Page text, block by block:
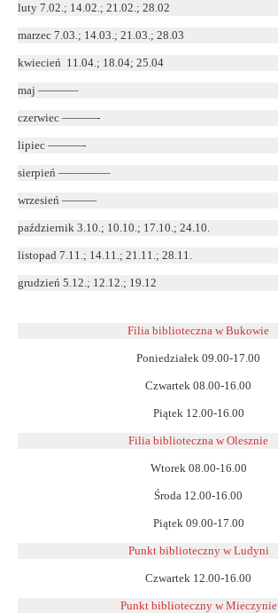
luty 7.02.; 14.02.; 21.02.; 28.02
marzec 7.03.; 14.03.; 21.03.; 28.03
kwiecień 11.04.; 18.04; 25.04
maj ———–
czerwiec ———-
lipiec ———-
sierpień ————–
wrzesień ———
październik 3.10.; 10.10.; 17.10.; 24.10.
listopad 7.11.; 14.11.; 21.11.; 28.11.
grudzień 5.12.; 12.12.; 19.12
Filia biblioteczna w Bukowie
Poniedziałek 09.00-17.00
Czwartek 08.00-16.00
Piątek 12.00-16.00
Filia biblioteczna w Olesznie
Wtorek 08.00-16.00
Środa 12.00-16.00
Piątek 09.00-17.00
Punkt biblioteczny w Ludyni
Czwartek 12.00-16.00
Punkt biblioteczny w Mieczynie